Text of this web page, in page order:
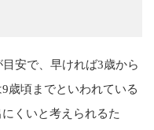
安で、早ければ3歳から
歳頃までといわれている
くいと考えられるた